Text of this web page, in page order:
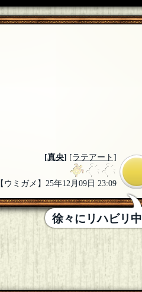
[真央] [ラテアート]
【ウミガメ】25年12月09日 23:09
徐々にリハビリ中